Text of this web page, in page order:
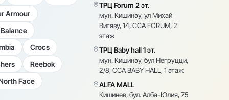
Armour
Crocs
Reebok
Face
ТРЦ Forum 2 эт.
мун. Кишинэу, ул Михай
Витязу, 14, CCA FORUM, 2
этаж
ТРЦ Baby hall 1 эт.
мун. Кишинэу, бул Негруцци,
2/8, CCA BABY HALL, 1 этаж
ALFA MALL
Кишинев, бул. Алба-Юлия, 75